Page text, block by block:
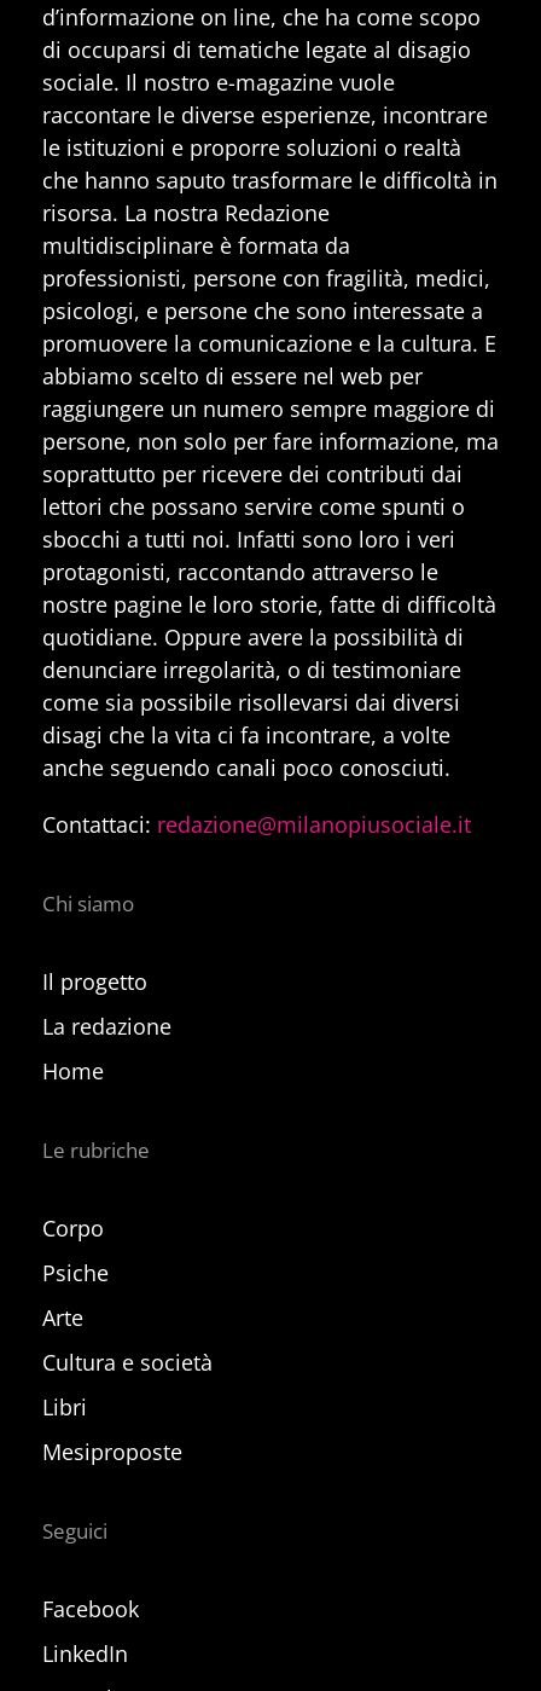
d’informazione on line, che ha come scopo
di occuparsi di tematiche legate al disagio
sociale. Il nostro e-magazine vuole
raccontare le diverse esperienze, incontrare
le istituzioni e proporre soluzioni o realtà
che hanno saputo trasformare le difficoltà in
risorsa. La nostra Redazione
multidisciplinare è formata da
professionisti, persone con fragilità, medici,
psicologi, e persone che sono interessate a
promuovere la comunicazione e la cultura. E
abbiamo scelto di essere nel web per
raggiungere un numero sempre maggiore di
persone, non solo per fare informazione, ma
soprattutto per ricevere dei contributi dai
lettori che possano servire come spunti o
sbocchi a tutti noi. Infatti sono loro i veri
protagonisti, raccontando attraverso le
nostre pagine le loro storie, fatte di difficoltà
quotidiane. Oppure avere la possibilità di
denunciare irregolarità, o di testimoniare
come sia possibile risollevarsi dai diversi
disagi che la vita ci fa incontrare, a volte
anche seguendo canali poco conosciuti.
Contattaci: redazione@milanopiusociale.it
Chi siamo
Il progetto
La redazione
Home
Le rubriche
Corpo
Psiche
Arte
Cultura e società
Libri
Mesiproposte
Seguici
Facebook
LinkedIn